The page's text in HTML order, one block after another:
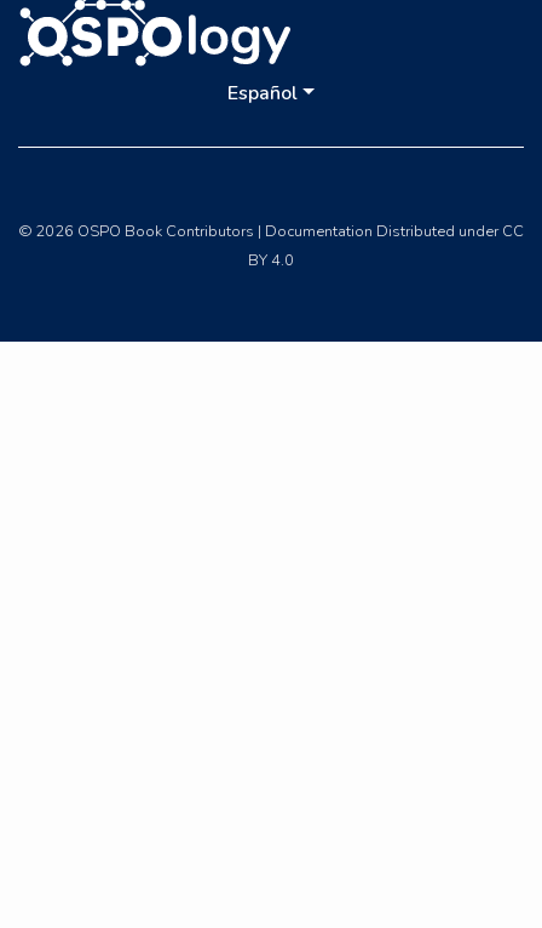
Español
© 2026 OSPO Book Contributors | Documentation Distributed under CC
BY 4.0